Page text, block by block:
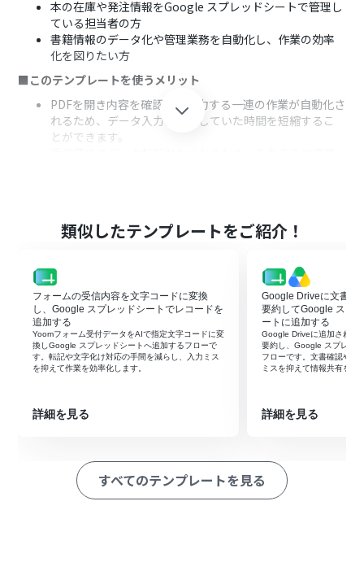
本の在庫や発注情報をGoogle スプレッドシートで管理し
ている担当者の方
書籍情報のデータ化や管理業務を自動化し、作業の効率
化を図りたい方
■このテンプレートを使うメリット
PDFを開き内容を確認、手入力する一連の作業が自動化さ
れるため、データ入力に費やしていた時間を短縮するこ
とができます。
はじめに、OutlookとGoogle スプレッドシートをYoom
次に、トリガーでOutlookを選択し、「特定の件名のメー
ルを受信したら」アクションを設定して、対象のメール件
名を指定します。
続いて、オペレーションでOutlookの「メールの添付ファ
イルの情報を取得する」アクションと「メールの添付ファ
イルをダウンロード」アクションを順に設定します。
次に、オペレーションでAI機能の「本データを読み取る」
最後に、オペレーションでGoogle スプレッドシートの
※「トリガー」：フロー起動のきっかけとなるアクション、「オ
ペレーション」：トリガー起動後、フロー内で処理を行うアク
類似したテンプレートをご紹介！
フォームの受信内容を文字コードに変換
し、Google スプレッドシートでレコードを
追加する
Yoomフォーム受付データをAIで指定文字コードに変
換しGoogle スプレッドシートへ追加するフローで
す。転記や文字化け対応の手間を減らし、入力ミス
を抑えて作業を効率化します。
詳細を見る
Google Driveに文書が
要約してGoogle スプ
ートに追加する
Google Driveに追加された
要約し、Google スプレッ
フローです。文書確認や転
ミスを抑えて情報共有を早
詳細を見る
すべてのテンプレートを見る